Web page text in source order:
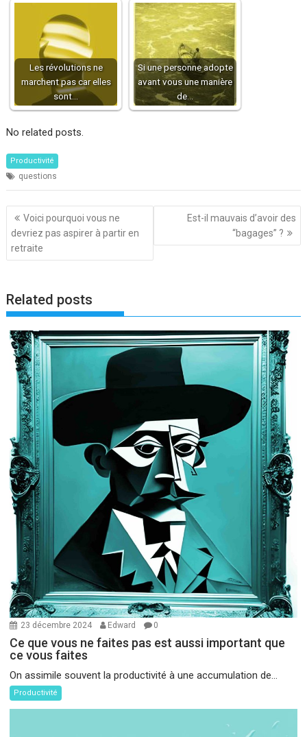
Les révolutions ne
marchent pas car elles
sont…
Si une personne adopte
avant vous une manière
de…
No related posts.
Productivité
questions
Navigation
de
l’article
Voici pourquoi vous ne
devriez pas aspirer à partir en
retraite
Est-il mauvais d’avoir des
“bagages” ?
Related posts
23 décembre 2024 Edward 0
Ce que vous ne faites pas est aussi important que
ce vous faites
On assimile souvent la productivité à une accumulation de...
Productivité